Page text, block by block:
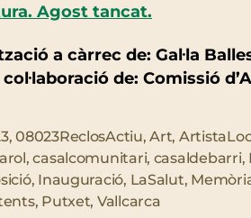
Agost tancat.
a càrrec de: Gal·la
de: Comissió
,08023ReclosActiu,Art,
,casalcomunitari, casaldebarri,
, Inauguració, LaSalut,
, Putxet, Vallcarca